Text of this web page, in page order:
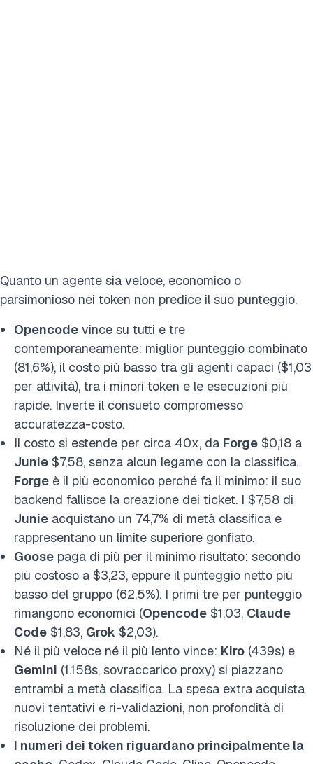
Quanto un agente sia veloce, economico o
parsimonioso nei token non predice il suo punteggio.
Opencode vince su tutti e tre
contemporaneamente: miglior punteggio combinato
(81,6%), il costo più basso tra gli agenti capaci ($1,03
per attività), tra i minori token e le esecuzioni più
rapide. Inverte il consueto compromesso
accuratezza-costo.
Il costo si estende per circa 40x, da Forge $0,18 a
Junie $7,58, senza alcun legame con la classifica.
Forge è il più economico perché fa il minimo: il suo
backend fallisce la creazione dei ticket. I $7,58 di
Junie acquistano un 74,7% di metà classifica e
rappresentano un limite superiore gonfiato.
Goose paga di più per il minimo risultato: secondo
più costoso a $3,23, eppure il punteggio netto più
basso del gruppo (62,5%). I primi tre per punteggio
rimangono economici (Opencode $1,03, Claude
Code $1,83, Grok $2,03).
Né il più veloce né il più lento vince: Kiro (439s) e
Gemini (1.158s, sovraccarico proxy) si piazzano
entrambi a metà classifica. La spesa extra acquista
nuovi tentativi e ri-validazioni, non profondità di
risoluzione dei problemi.
I numeri dei token riguardano principalmente la